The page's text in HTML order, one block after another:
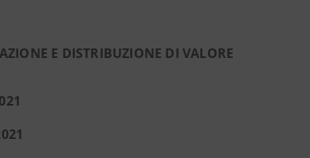
E DISTRIBUZIONE DI VALORE